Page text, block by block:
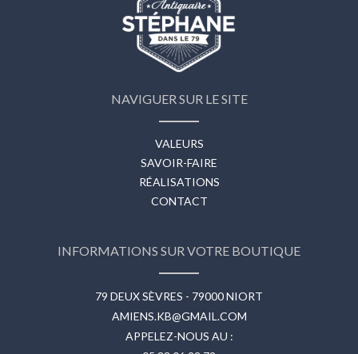
NAVIGUER SUR LE SITE
VALEURS
SAVOIR-FAIRE
RÉALISATIONS
CONTACT
INFORMATIONS SUR VOTRE BOUTIQUE
79 DEUX SÈVRES - 79000 NIORT
AMIENS.KB@GMAIL.COM
APPELEZ-NOUS AU :